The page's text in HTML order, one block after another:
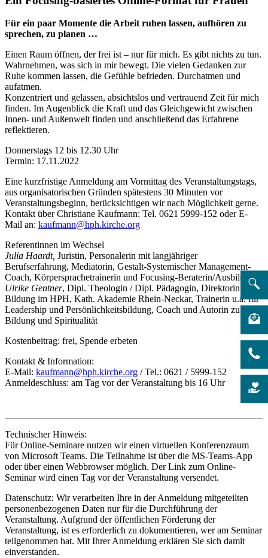
Für ein paar Momente die Arbeit ruhen lassen, aufhören zu
sprechen, zu planen …
Einen Raum öffnen, der frei ist – nur für mich. Es gibt nichts zu tun.
Wahrnehmen, was sich in mir bewegt. Die vielen Gedanken zur
Ruhe kommen lassen, die Gefühle befrieden. Durchatmen und
aufatmen.
Konzentriert und gelassen, absichtslos und vertrauend Zeit für mich
finden. Im Augenblick die Kraft und das Gleichgewicht zwischen
Innen- und Außenwelt finden und anschließend das Erfahrene
reflektieren.
Donnerstags 12 bis 12.30 Uhr
Termin: 17.11.2022
Eine kurzfristige Anmeldung am Vormittag des Veranstaltungstags,
aus organisatorischen Gründen spätestens 30 Minuten vor
Veranstaltungsbeginn, berücksichtigen wir nach Möglichkeit gerne.
Kontakt über Christiane Kaufmann: Tel. 0621 5999-152 oder E-
Mail an: kaufmann@hph.kirche.org
Referentinnen im Wechsel
Julia Haardt, Juristin, Personalerin mit langjähriger
Berufserfahrung, Mediatorin, Gestalt-Systemischer Management-
Coach, Körpersprachetrainerin und Focusing-Beraterin/Ausbilderin
Ulrike Gentner, Dipl. Theologin / Dipl. Pädagogin, Direktorin
Bildung im HPH, Kath. Akademie Rhein-Neckar, Trainerin u.a. für
Leadership und Persönlichkeitsbildung, Coach und Autorin zu
Bildung und Spiritualität
Kostenbeitrag: frei, Spende erbeten
Kontakt & Information:
E-Mail: kaufmann@hph.kirche.org / Tel.: 0621 / 5999-152
Anmeldeschluss: am Tag vor der Veranstaltung bis 16 Uhr
Technischer Hinweis:
Für Online-Seminare nutzen wir einen virtuellen Konferenzraum
von Microsoft Teams. Die Teilnahme ist über die MS-Teams-App
oder über einen Webbrowser möglich. Der Link zum Online-
Seminar wird einen Tag vor der Veranstaltung versendet.
Datenschutz: Wir verarbeiten Ihre in der Anmeldung mitgeteilten
personenbezogenen Daten nur für die Durchführung der
Veranstaltung. Aufgrund der öffentlichen Förderung der
Veranstaltung, ist es erforderlich zu dokumentieren, wer am Seminar
teilgenommen hat. Mit Ihrer Anmeldung erklären Sie sich damit
einverstanden.